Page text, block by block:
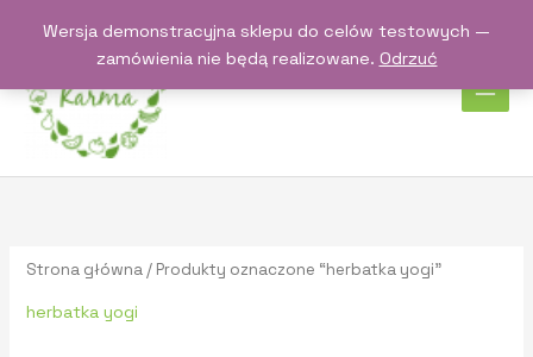
Wersja demonstracyjna sklepu do celów testowych —
zamówienia nie będą realizowane. Odrzuć
Strona główna / Produkty oznaczone “herbatka yogi”
herbatka yogi